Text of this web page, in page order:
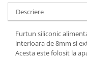
Descriere
Furtun siliconic
interioara de 8mm si
Acesta este folosit la